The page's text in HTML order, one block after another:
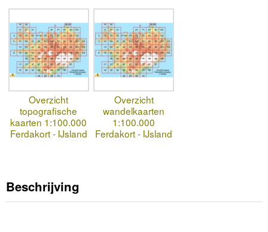
Overzicht
topografische
kaarten 1:100.000
Ferdakort - IJsland
Overzicht
wandelkaarten
1:100.000
Ferdakort - IJsland
Beschrijving